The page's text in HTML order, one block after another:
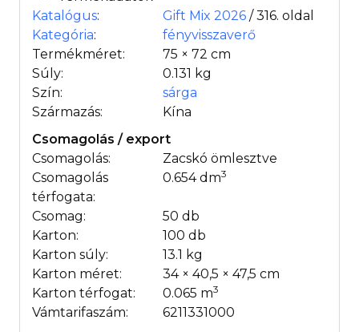
Katalógus: Gift Mix 2026 / 316. oldal
Kategória:
fényvisszaverő
Termékméret:
75 × 72 cm
Súly:
0.131 kg
Szín:
sárga
Származás:
Kína
Csomagolás / export
Csomagolás:
Zacskó ömlesztve
Csomagolás
térfogata:
0.654 dm3
Csomag:
50 db
Karton:
100 db
Karton súly:
13.1 kg
Karton méret:
34 × 40,5 × 47,5 cm
Karton térfogat:
0.065 m3
Vámtarifaszám:
6211331000